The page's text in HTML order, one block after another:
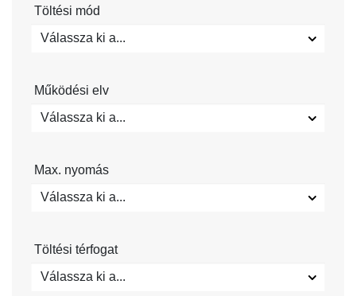
Töltési mód
Válassza ki a...
Működési elv
Válassza ki a...
Max. nyomás
Válassza ki a...
Töltési térfogat
Válassza ki a...